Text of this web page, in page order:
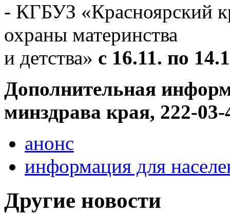
- КГБУЗ «Красноярский
охраны материнства
и детства» с 16.11. по
Дополнительная
минздрава края, 222-03-
анонс
информация для
Другие новости